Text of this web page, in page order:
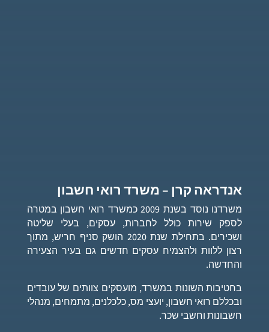
אנדראה קרן – משרד רואי חשבון
משרדנו נוסד בשנת 2009 כמשרד רואי חשבון במטרה
לספק שירות כולל לחברות, עסקים, בעלי שליטה
ושכירים. בתחילת שנת 2020 הושק סניף חריש, מתוך
רצון ללוות ולהצמיח עסקים חדשים גם בעיר הצעירה
והחדשה.
בחטיבות השונות במשרד, מועסקים צוותים של עובדים
ובכללם רואי חשבון, יועצי מס, כלכלנים, מתמחים, מנהלי
חשבונות וחשבי שכר.